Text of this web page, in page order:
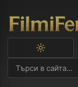
тъмна